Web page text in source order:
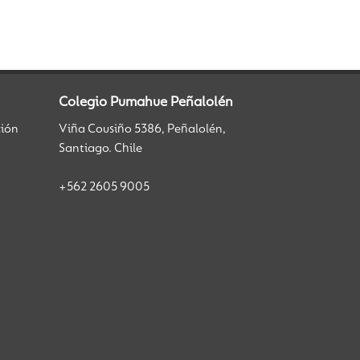
Colegio Pumahue Peñalolén
Viña Cousiño 5386, Peñalolén,
Santiago. Chile
+562 2605 9005